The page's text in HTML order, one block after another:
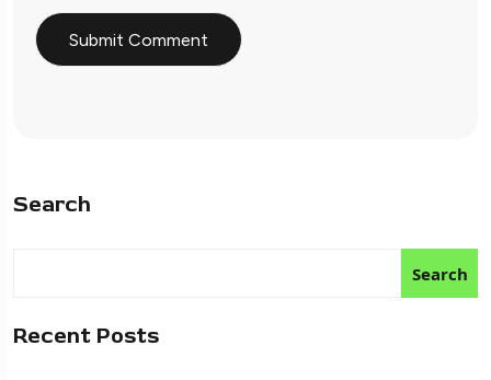
Search
Search
Recent Posts